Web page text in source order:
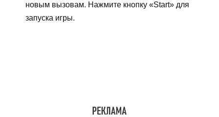
новым вызовам. Нажмите кнопку «Start» для
запуска игры.